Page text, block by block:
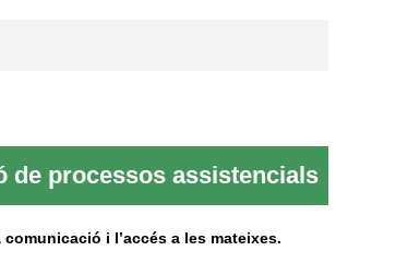
de processos assistencials
i l’accés a les mateixes.